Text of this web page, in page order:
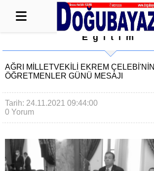
Eğitim
AĞRI MİLLETVEKİLİ EKREM ÇELEBİ'NİN
ÖĞRETMENLER GÜNÜ MESAJI
Tarih: 24.11.2021 09:44:00
0 Yorum